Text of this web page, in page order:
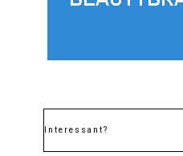
Interessant?